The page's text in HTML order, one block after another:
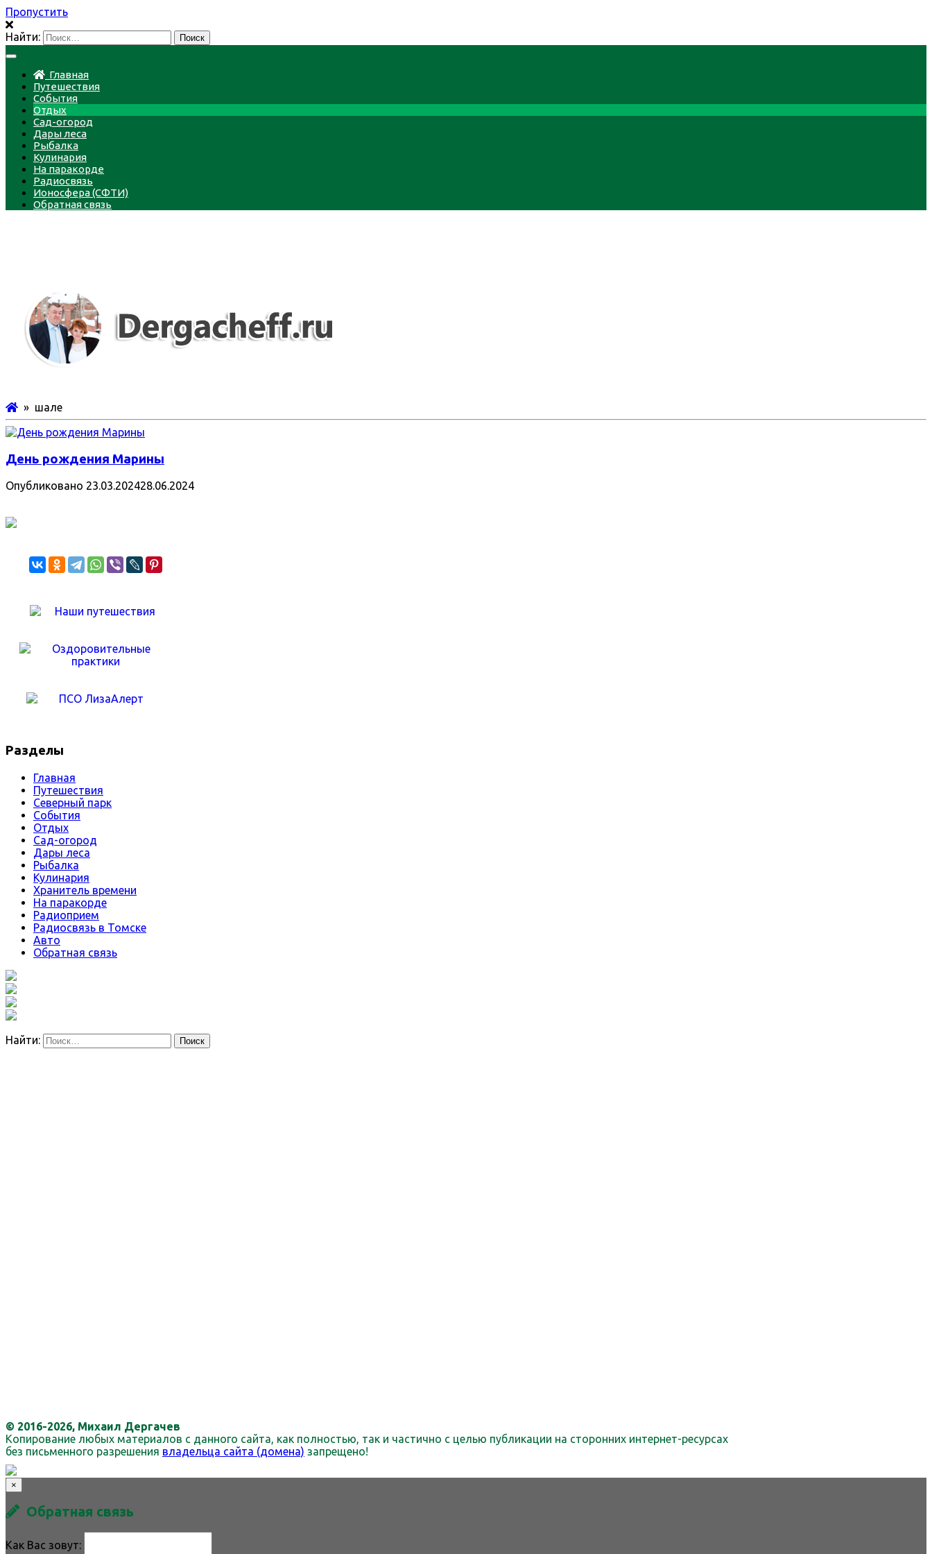
Пропустить
Найти:
Главная
Путешествия
События
Отдых
Сад-огород
Дары леса
Рыбалка
Кулинария
На паракорде
Радиосвязь
Ионосфера (СФТИ)
Обратная связь
» шале
День рождения Марины
Опубликовано 23.03.202428.06.2024
Разделы
Главная
Путешествия
Северный парк
События
Отдых
Сад-огород
Дары леса
Рыбалка
Кулинария
Хранитель времени
На паракорде
Радиоприем
Радиосвязь в Томске
Авто
Обратная связь
Найти:
© 2016-2026, Михаил Дергачев
Копирование любых материалов с данного сайта, как полностью, так и частично с целью публикации на сторонних интернет-ресурсах
без письменного разрешения владельца сайта (домена) запрещено!
×
Обратная связь
Как Вас зовут: